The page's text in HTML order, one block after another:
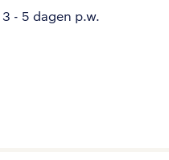
- 5 dagen p.w.